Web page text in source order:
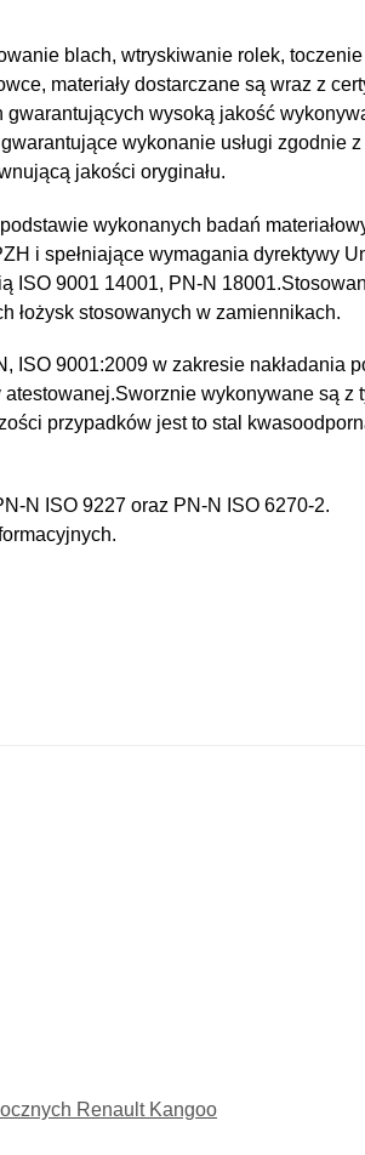
blach, wtryskiwanie rolek,
materiały dostarczane są wraz z
wysoką jakość
wykonanie usługi zgodnie z
jakości oryginału.
wykonanych badań
i spełniające wymagania dyrektywy
ISO 9001 14001, PN-N
łożysk stosowanych w zamiennikach.
ISO 9001:2009 w zakresie nakładania
wykonywane są z
przypadków jest to stal
N ISO 9227 oraz PN-N ISO 6270-2.
Renault Kangoo